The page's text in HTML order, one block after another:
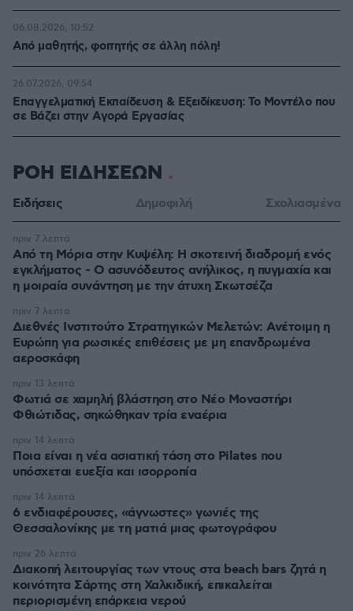
Από μαθητής, φοιτητής σε άλλη πόλη!
06.08.2026, 10:52
Επαγγελματική Εκπαίδευση & Εξειδίκευση: Το Mοντέλο που
σε Bάζει στην Aγορά Eργασίας
26.07.2026, 09:54
ΡΟΗ ΕΙΔΗΣΕΩΝ
Ειδήσεις Δημοφιλή Σχολιασμένα
Από τη Μόρια στην Κυψέλη: Η σκοτεινή διαδρομή ενός
εγκλήματος - Ο ασυνόδευτος ανήλικος, η πυγμαχία και
η μοιραία συνάντηση με την άτυχη Σκωτσέζα
πριν 7 λεπτά
Διεθνές Ινστιτούτο Στρατηγικών Μελετών: Ανέτοιμη η
Ευρώπη για ρωσικές επιθέσεις με μη επανδρωμένα
αεροσκάφη
πριν 7 λεπτά
Φωτιά σε χαμηλή βλάστηση στο Νέο Μοναστήρι
Φθιώτιδας, σηκώθηκαν τρία εναέρια
πριν 13 λεπτά
Ποια είναι η νέα ασιατική τάση στο Pilates που
υπόσχεται ευεξία και ισορροπία
πριν 14 λεπτά
6 ενδιαφέρουσες, «άγνωστες» γωνιές της
Θεσσαλονίκης με τη ματιά μιας φωτογράφου
πριν 14 λεπτά
Διακοπή λειτουργίας των ντους στα beach bars ζητά η
κοινότητα Σάρτης στη Χαλκιδική, επικαλείται
περιορισμένη επάρκεια νερού
πριν 26 λεπτά